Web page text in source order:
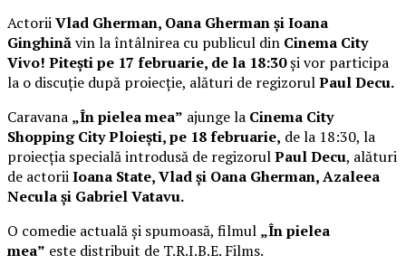
ActoriiVlad Gherman, Oana Gherman și Ioana
Ginghinăvin la întâlnirea cu publicul din Cinema City
Vivo! Pitești pe 17 februarie, de la 18:30și vor participa
la o discuție după proiecție, alături de regizorulPaul Decu.
Caravana „În pielea mea” ajunge la Cinema City
Shopping City Ploiești, pe 18 februarie, de la 18:30, la
proiecția specială introdusă de regizorulPaul Decu, alături
de actoriiIoana State, Vlad și Oana Gherman, Azaleea
Necula și Gabriel Vatavu.
O comedie actuală și spumoasă, filmul „În pielea
mea” este distribuit de T.R.I.B.E. Films.